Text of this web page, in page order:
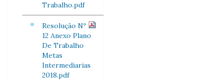
Trabalho.pdf
Resolução Nº
12 Anexo Plano
De Trabalho
Metas
Intermediarias
2018.pdf